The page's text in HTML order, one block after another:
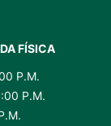
FÍSICA
P.M.
P.M.